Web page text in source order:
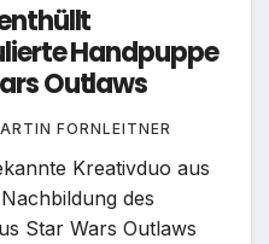
Handpuppe
Outlaws
FORNLEITNER
Kreativduo aus
des
Star Wars Outlaws